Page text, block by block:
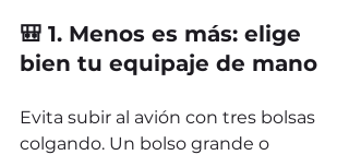
🎒 1. Menos es más: elige
bien tu equipaje de mano
Evita subir al avión con tres bolsas
colgando. Un bolso grande o